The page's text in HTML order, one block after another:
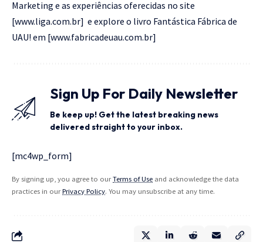
Marketing e as experiências oferecidas no site
[www.liga.com.br] e explore o livro Fantástica Fábrica de
UAU! em [www.fabricadeuau.com.br]
Sign Up For Daily Newsletter
Be keep up! Get the latest breaking news
delivered straight to your inbox.
[mc4wp_form]
By signing up, you agree to ourTerms of Use and acknowledge the data
practices in ourPrivacy Policy. You may unsubscribe at any time.